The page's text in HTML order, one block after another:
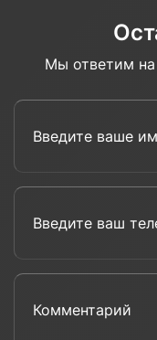
Мы ответим